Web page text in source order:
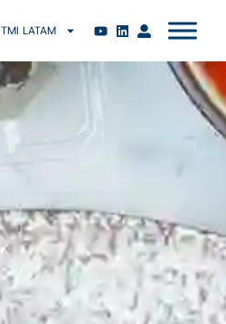
TMI LATAM